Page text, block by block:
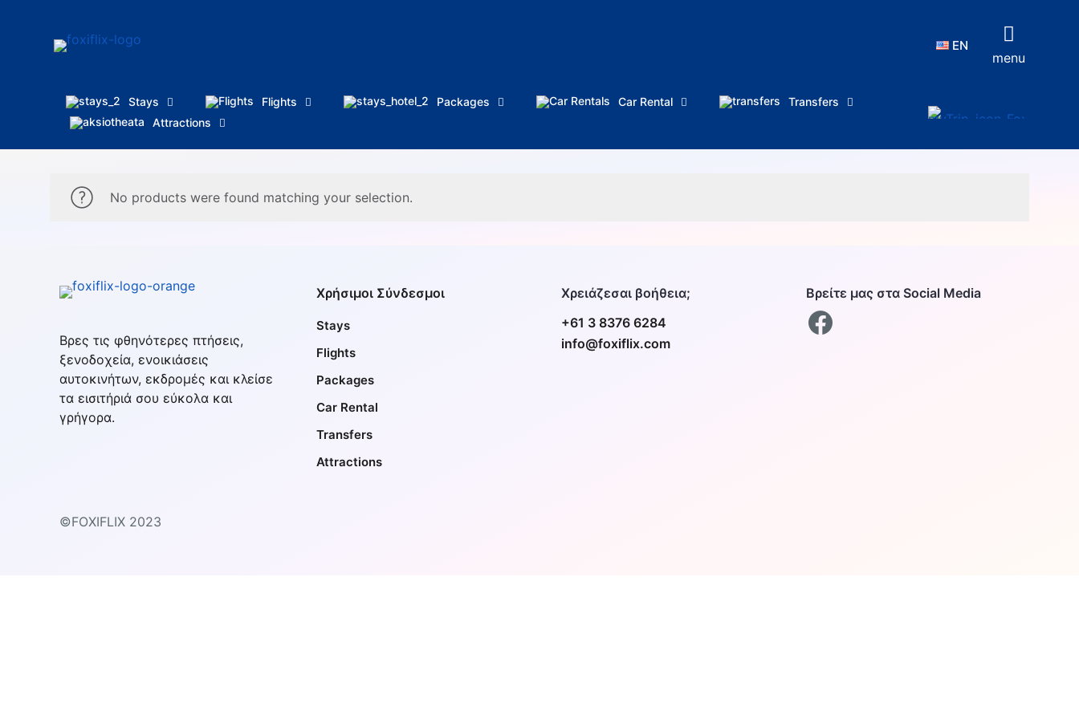
EN
menu
Stays Flights Packages Car Rental
Transfers
Attractions
No products were found matching your selection.
Βρες τις φθηνότερες πτήσεις,
ξενοδοχεία, ενοικιάσεις
αυτοκινήτων, εκδρομές και κλείσε
τα εισιτήριά σου εύκολα και
γρήγορα.
Χρήσιμοι Σύνδεσμοι
Stays
Flights
Packages
Car Rental
Transfers
Attractions
Χρειάζεσαι βοήθεια;
+61 3 8376 6284
info@foxiflix.com
Βρείτε μας στα Social Media
©FOXIFLIX 2023